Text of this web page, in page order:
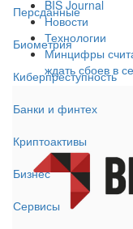
Персданные
Биометрия
Киберпреступность
Банки и финтех
Криптоактивы
Бизнес
Сервисы
BIS Journal
Новости
Технологии
Минцифры
ждать сбоев в